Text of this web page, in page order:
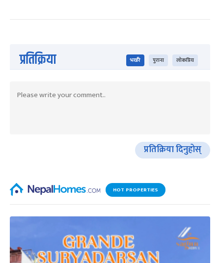
प्रतिक्रिया भर्खरै पुराना लोकप्रिय
प्रतिक्रिया दिनुहोस्
HOT PROPERTIES